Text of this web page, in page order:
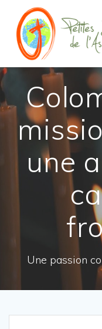
une
Une passion